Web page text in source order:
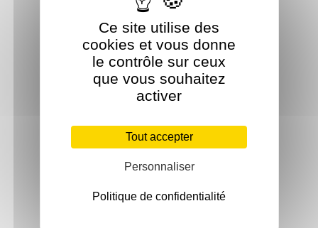
Ce site utilise des
cookies et vous donne
le contrôle sur ceux
que vous souhaitez
activer
Tout accepter
Personnaliser
Politique de confidentialité